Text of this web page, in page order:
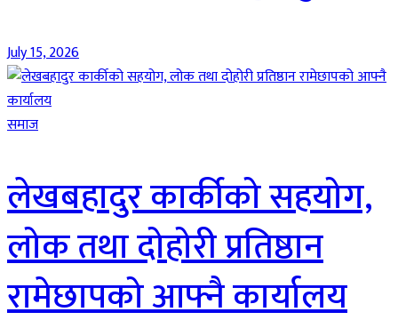
July 15, 2026
समाज
लेखबहादुर कार्कीको सहयोग,
लोक तथा दोहोरी प्रतिष्ठान
रामेछापको आफ्नै कार्यालय